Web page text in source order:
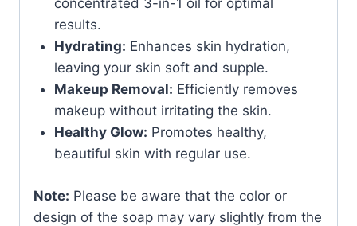
concentrated 3-in-1 oil for optimal
results.
Hydrating: Enhances skin hydration,
leaving your skin soft and supple.
Makeup Removal: Efficiently removes
makeup without irritating the skin.
Healthy Glow: Promotes healthy,
beautiful skin with regular use.
Note: Please be aware that the color or
design of the soap may vary slightly from the